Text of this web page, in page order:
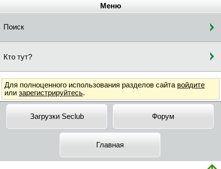
Меню
Поиск
Кто тут?
Для полноценного использования разделов сайта войдите
или зарегистрируйтесь.
Загрузки Seclub Форум
Главная